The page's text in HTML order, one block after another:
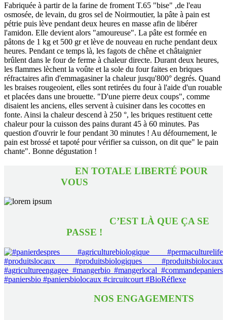
Fabriquée à partir de la farine de froment T.65 "bise" ,de l'eau
osmosée, de levain, du gros sel de Noirmoutier, la pâte à pain est
pétrie puis lève pendant deux heures en masse afin de libérer
l'amidon. Elle devient alors "amoureuse". La pâte est formée en
pâtons de 1 kg et 500 gr et lève de nouveau en ruche pendant deux
heures. Pendant ce temps là, les fagots de chêne et châtaignier
brûlent dans le four de ferme à chaleur directe. Durant deux heures,
les flammes lèchent la voûte et la sole du four faites en briques
réfractaires afin d'emmagasiner la chaleur jusqu'800° degrés. Quand
les braises rougeoient, elles sont retirées du four à l'aide d'un rouable
et placées dans une brouette. "D'une pierre deux coups", comme
disaient les anciens, elles servent à cuisiner dans les cocottes en
fonte. Ainsi la chaleur descend à 250 °, les briques restituent cette
chaleur pour la cuisson des pains durant 45 à 60 minutes. Pas
question d'ouvrir le four pendant 30 minutes ! Au défournement, le
pain est brossé et tapoté pour vérifier sa cuisson, on dit que" le pain
chante". Bonne dégustation !
EN TOTALE LIBERTÉ POUR
VOUS
C’EST LÀ QUE ÇA SE
PASSE !
NOS ENGAGEMENTS